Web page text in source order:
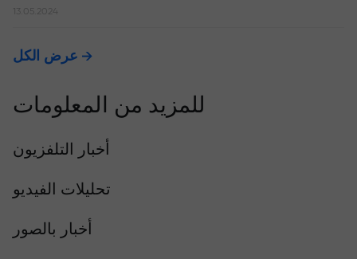
13.05.2024
عرض الكل
للمزيد من المعلومات
أخبار التلفزيون
تحليلات الفيديو
أخبار بالصور